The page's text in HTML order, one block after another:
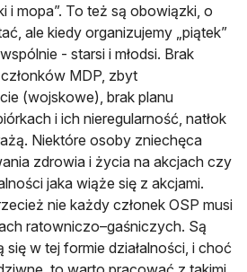
i mopa”. To też są obowiązki, o
ale kiedy organizujemy „piątek”
- starsi i młodsi. Brak
MDP, zbyt
(wojskowe), brak planu
i ich nieregularność, natłok
Niektóre osoby zniechęca
zdrowia i życia na akcjach czy
jaka wiąże się z akcjami.
nie każdy członek OSP musi
ratowniczo–gaśniczych. Są
w tej formie działalności, i choć